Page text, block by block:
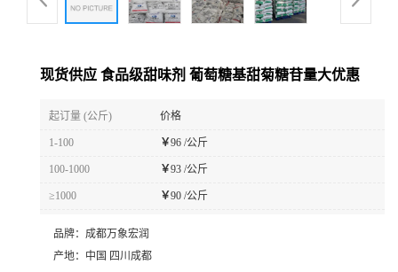
现货供应 食品级甜味剂 葡萄糖基甜菊糖苷量大优惠
起订量 (公斤) 价格
1-100 ￥96 /公斤
100-1000 ￥93 /公斤
≥1000 ￥90 /公斤
品牌： 成都万象宏润
产地： 中国 四川成都